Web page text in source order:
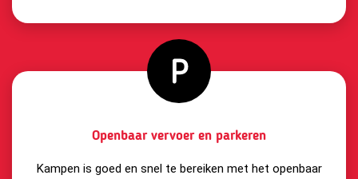
Openbaar vervoer en parkeren
Kampen is goed en snel te bereiken met het openbaar